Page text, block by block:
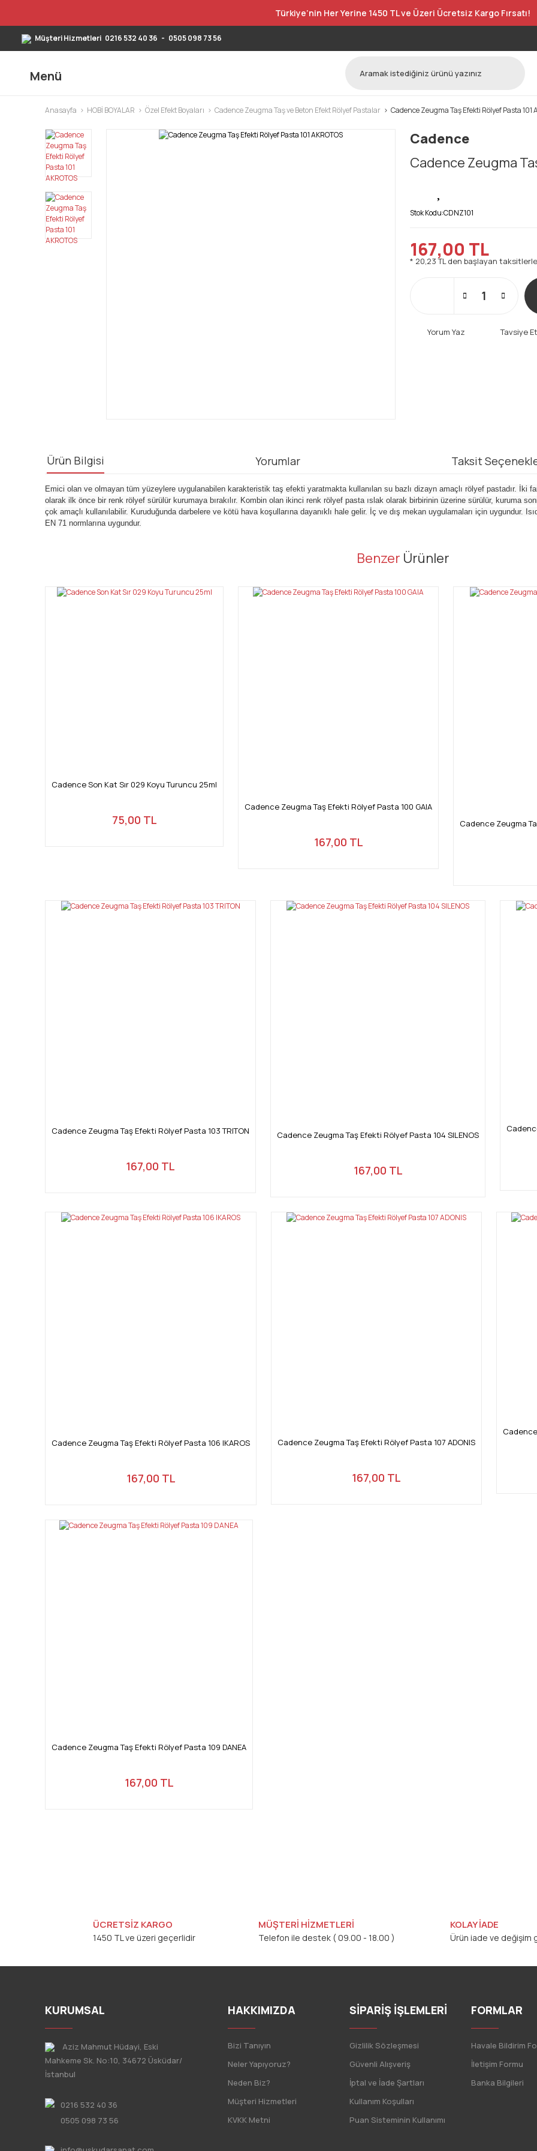
Türkiye’nin Her Yerine 1450 TL ve Üzeri Ücretsiz Kargo Fırsatı!
Müşteri Hizmetleri 0216 532 40 36 - 0505 098 73 56
Menü
Anasayfa HOBİ BOYALAR Özel Efekt Boyaları Cadence Zeugma Taş ve Beton Efekt Rölyef Pastalar Cadence Zeugma Taş Efekti Rölyef Pasta 101
Cadence
Cadence Zeugma
Stok Kodu:CDNZ101
167,00 TL
* 20,23 TL den başlayan
Yorum Yaz Tavsiye Et
Ürün Bilgisi Yorumlar Taksit
Emici olan ve olmayan tüm yüzeylere uygulanabilen karakteristik taş efekti yaratmakta kullanılan su bazlı dizayn amaçlı rölyef pastadır. İki
olarak ilk önce bir renk rölyef sürülür kurumaya bırakılır. Kombin olan ikinci renk rölyef pasta ıslak olarak birbirinin üzerine sürülür, kuruma
çok amaçlı kullanılabilir. Kuruduğunda darbelere ve kötü hava koşullarına dayanıklı hale gelir. İç ve dış mekan uygulamaları için uygundur.
EN 71 normlarına uygundur.
Bu ürünün fiyat bilgisi, resim, ürün açıklamalarında ve diğer konularda yetersiz gördüğünüz noktaları öneri formunu kullanarak
Ürün resmi kalitesiz, bozuk veya görüntülenemiyor.
Benzer Ürünler
Cadence Son Kat Sır 029 Koyu Turuncu 25ml
75,00 TL
Cadence Zeugma Taş Efekti Rölyef Pasta 100 GAIA
167,00 TL
Cadence Zeugma
Cadence Zeugma Taş Efekti Rölyef Pasta 103 TRITON
167,00 TL
Cadence Zeugma Taş Efekti Rölyef Pasta 104 SILENOS
167,00 TL
Cadence Zeugma Taş Efekti Rölyef Pasta 106 IKAROS
167,00 TL
Cadence Zeugma Taş Efekti Rölyef Pasta 107 ADONIS
167,00 TL
Cadence Zeugma Taş Efekti Rölyef Pasta 109 DANEA
167,00 TL
ÜCRETSİZ KARGO
1450 TL ve üzeri geçerlidir
MÜŞTERİ HİZMETLERİ
Telefon ile destek ( 09.00 - 18.00 )
KOLAY İADE
Ürün iade ve değişim
KURUMSAL
Aziz Mahmut Hüdayi, Eski
Mahkeme Sk. No:10, 34672 Üsküdar/
İstanbul
0216 532 40 36
0505 098 73 56
HAKKIMIZDA
Bizi Tanıyın
Neler Yapıyoruz?
Neden Biz?
Müşteri Hizmetleri
KVKK Metni
SİPARİŞ İŞLEMLERİ
Gizlilik Sözleşmesi
Güvenli Alışveriş
İptal ve İade Şartları
Kullanım Koşulları
Puan Sisteminin Kullanımı
FORMLAR
Havale Bildirim
İletişim Formu
Banka Bilgileri